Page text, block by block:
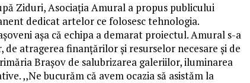
Ziduri, Asociația Amural a propus publicului
dedicat artelor ce folosesc tehnologia.
așa că echipa a demarat proiectul. Amural s-a
atragerea finanțărilor și resurselor necesare și de
Brașov de salubrizarea galeriilor, iluminarea
,,Ne bucurăm că avem ocazia să asistăm la